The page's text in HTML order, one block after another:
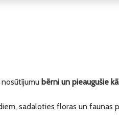
bērni un pieaugušie
sadaloties floras un